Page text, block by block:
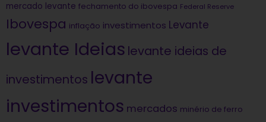
mercado levante fechamento do ibovespa Federal Reserve
Ibovespa inflação investimentos Levante
levante Ideias levante ideias de
investimentos levante
investimentos mercados minério de ferro